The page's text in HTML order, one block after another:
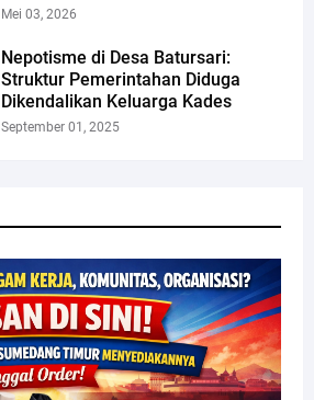
Mei 03, 2026
Nepotisme di Desa Batursari:
Struktur Pemerintahan Diduga
Dikendalikan Keluarga Kades
September 01, 2025